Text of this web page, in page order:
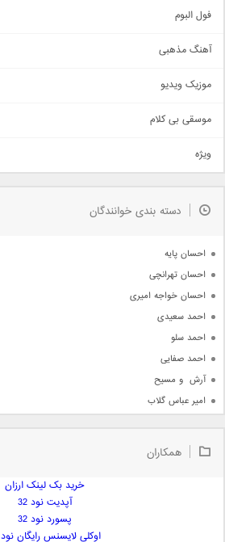
اجتماعی
حماسی
سنتی
اهنگ بندرعباسی
دمو
مذهبی
جدیدترین ها
فول البوم
آهنگ مذهبی
موزیک ویدیو
موسقی بی کلام
ویژه
دسته بندی خوانندگان
احسان پایه
احسان تهرانچی
احسان خواجه امیری
احمد سعیدی
احمد سلو
احمد صفایی
آرش  و مسیح
امیر عباس گلاب
امیر علی
همکاران
خرید بک لینک ارزان
آپدیت نود 32
پسورد نود 32
اوکلی لایسنس رایگان نود 32